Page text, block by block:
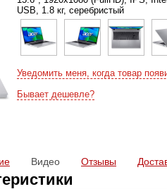
USB, 1.8 кг, серебристый
Уведомить меня, когда товар
Бывает дешевле?
Видео Отзывы